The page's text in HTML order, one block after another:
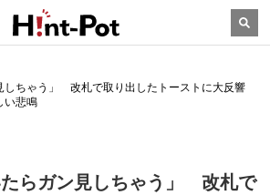
しちゃう」 改札で取り出したトーストに大反響
い悲鳴
たらガン見しちゃう」 改札で